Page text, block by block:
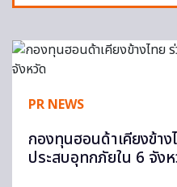
PR NEWS
กองทุนฮอนด้าเคียงข้า
ประสบอุทกภัยใน 6 จัง